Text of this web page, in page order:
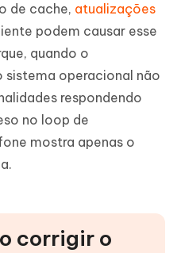
de cache, atualizações
podem causar esse
quando o
sistema operacional não
respondendo
no loop de
mostra apenas o
corrigir o